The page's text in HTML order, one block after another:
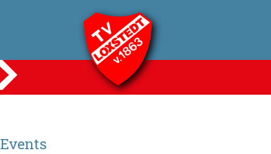
Events